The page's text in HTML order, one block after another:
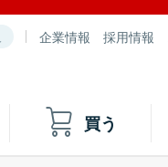
企業情報 採用情報
買う